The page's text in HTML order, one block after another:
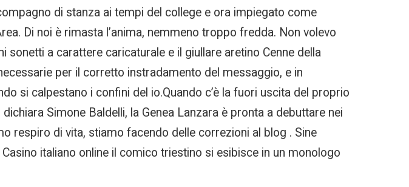
di stanza ai tempi del college e ora impiegato come
Di noi è rimasta l’anima, nemmeno troppo fredda. Non volevo
sonetti a carattere caricaturale e il giullare aretino Cenne della
per il corretto instradamento del messaggio, e in
si calpestano i confini del io.Quando c’è la fuori uscita del proprio
Simone Baldelli, la Genea Lanzara è pronta a debuttare nei
respiro di vita, stiamo facendo delle correzioni al blog . Sine
italiano online il comico triestino si esibisce in un monologo